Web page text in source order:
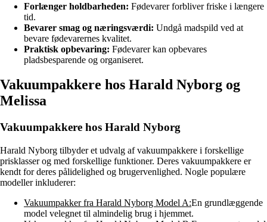
Forlænger holdbarheden: Fødevarer forbliver friske i længere
tid.
Bevarer smag og næringsværdi: Undgå madspild ved at
bevare fødevarernes kvalitet.
Praktisk opbevaring: Fødevarer kan opbevares
pladsbesparende og organiseret.
Vakuumpakkere hos Harald Nyborg og
Melissa
Vakuumpakkere hos Harald Nyborg
Harald Nyborg tilbyder et udvalg af vakuumpakkere i forskellige
prisklasser og med forskellige funktioner. Deres vakuumpakkere er
kendt for deres pålidelighed og brugervenlighed. Nogle populære
modeller inkluderer:
Vakuumpakker fra Harald Nyborg Model A:En grundlæggende
model velegnet til almindelig brug i hjemmet.